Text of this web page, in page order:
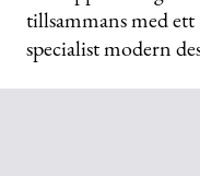
tillsammans med ett
specialist modern